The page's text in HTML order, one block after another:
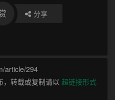
分享
article/294
，转载或复制请以 超链接形式